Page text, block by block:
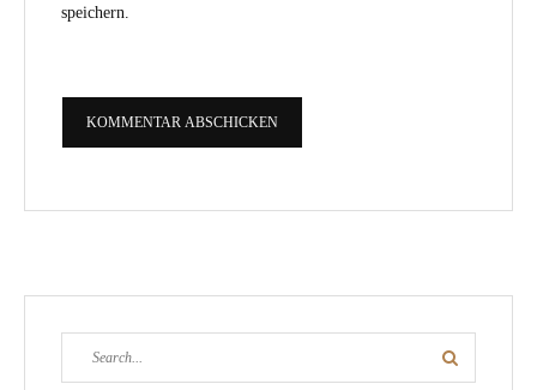
speichern.
for:
Search